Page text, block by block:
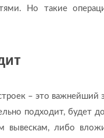
Но такие
– это важнейший
подходит, будет
либо